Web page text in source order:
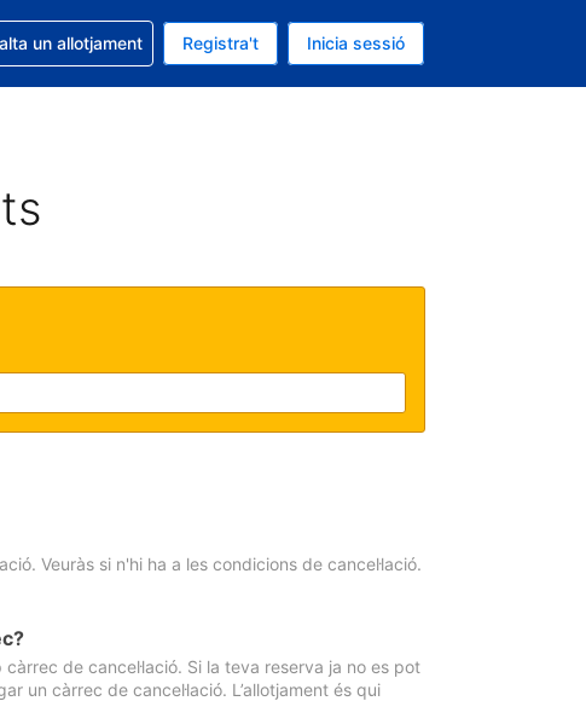
és Dòlar dels Estats Units
actual és Català
amb la reserva
un allotjament Registra't Inicia sessió
Veuràs si n'hi ha a les condicions de cancel·lació.
de cancel·lació. Si la teva reserva ja no es pot
un càrrec de cancel·lació. L’allotjament és qui